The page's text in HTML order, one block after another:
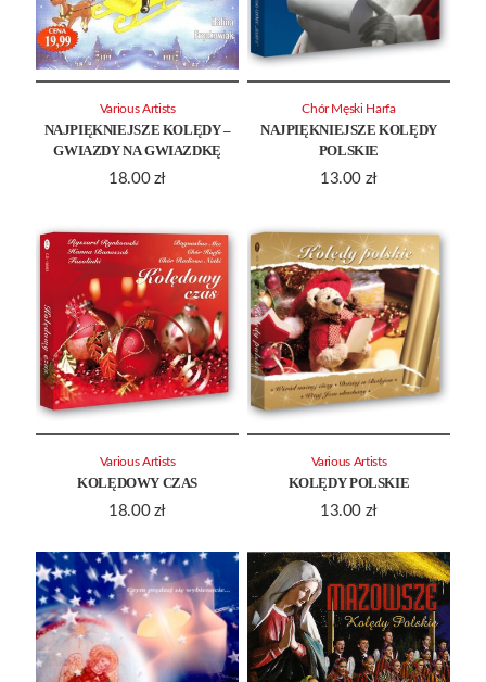
NAJPIĘKNIEJSZE KOLĘDY –
GWIAZDY NA GWIAZDKĘ
18.00 zł
Various Artists
NAJPIĘKNIEJSZE KOLĘDY
POLSKIE
13.00 zł
Chór Męski Harfa
KOLĘDOWY CZAS
18.00 zł
Various Artists
KOLĘDY POLSKIE
13.00 zł
Various Artists